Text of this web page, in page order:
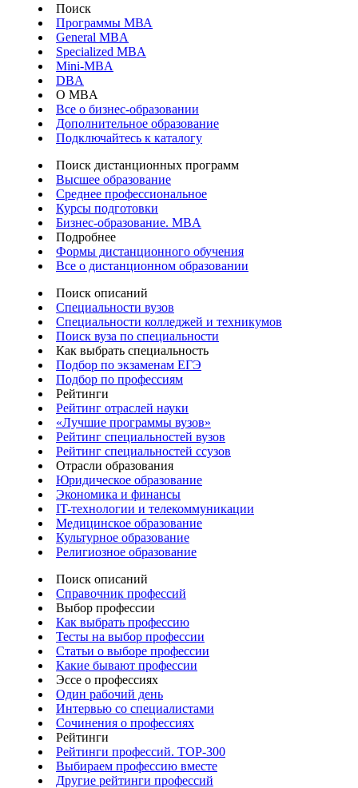
Поиск
Программы МВА
General MBA
Specialized MBA
Mini-MBA
DBA
О MBA
Все о бизнес-образовании
Дополнительное образование
Подключайтесь к каталогу
Поиск дистанционных программ
Высшее образование
Среднее профессиональное
Курсы подготовки
Бизнес-образование. MBA
Подробнее
Формы дистанционного обучения
Все о дистанционном образовании
Поиск описаний
Специальности вузов
Специальности колледжей и техникумов
Поиск вуза по специальности
Как выбрать специальность
Подбор по экзаменам ЕГЭ
Подбор по профессиям
Рейтинги
Рейтинг отраслей науки
«Лучшие программы вузов»
Рейтинг специальностей вузов
Рейтинг специальностей ссузов
Отрасли образования
Юридическое образование
Экономика и финансы
IT-технологии и телекоммуникации
Медицинское образование
Культурное образование
Религиозное образование
Поиск описаний
Справочник профессий
Выбор профессии
Как выбрать профессию
Тесты на выбор профессии
Статьи о выборе профессии
Какие бывают профессии
Эссе о профессиях
Один рабочий день
Интервью со специалистами
Сочинения о профессиях
Рейтинги
Рейтинги профессий. TOP-300
Выбираем профессию вместе
Другие рейтинги профессий